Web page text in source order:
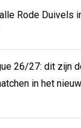
Rode Duivels
26/27: dit zijn
in het